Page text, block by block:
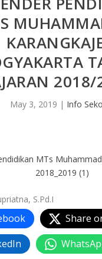
2018/
May 3, 2019 | Info
MTs
2018_2019 (1)
S.Pd.I
Share